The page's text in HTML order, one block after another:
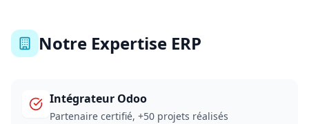
Notre Expertise ERP
Intégrateur Odoo
Partenaire certifié, +50 projets réalisés